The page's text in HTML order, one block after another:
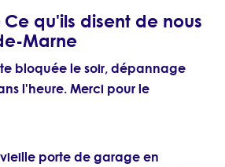
Ce qu'ils disent de nous
Marne
bloquée le soir, dépannage
l'heure. Merci pour le
porte de garage en